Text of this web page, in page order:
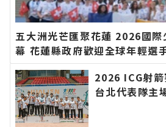
五大洲光芒匯聚花蓮 2026國際
幕 花蓮縣政府歡迎全球年輕選
世界、以文化凝聚友誼∣花蓮
新聞－最快速的今日新聞報導
2026 ICG射
台北代表隊主